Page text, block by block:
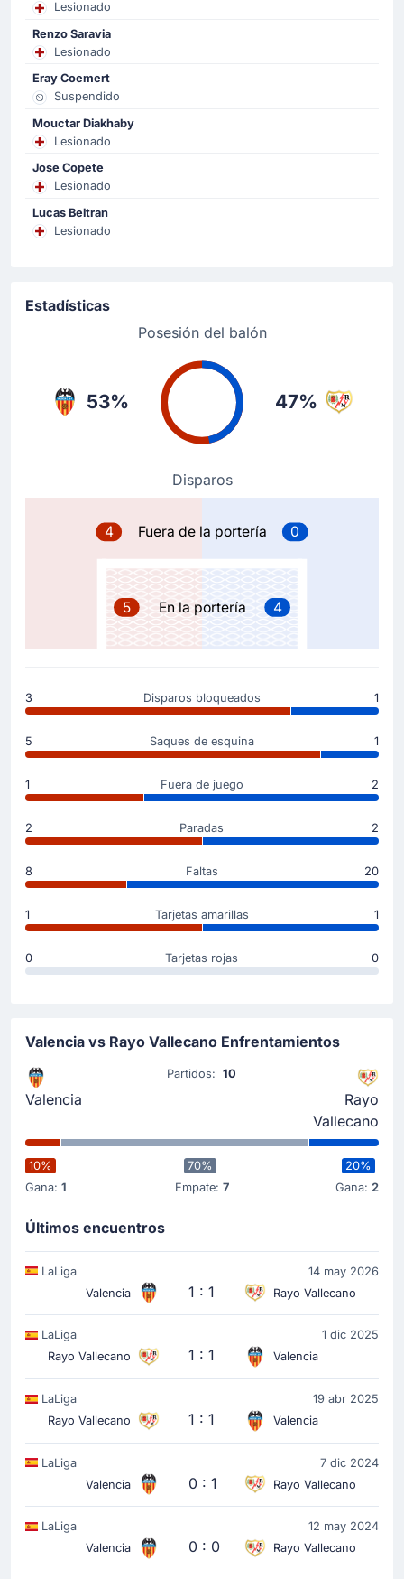
amonestación.
40' Objetivo !
Diego Lopez Noguerol
Javier Guerra Moreno
Diego Lopez iguala en el estadio Mestalla. El
marcador está ahora 1 - 1. Javier Guerra Moreno se
sacó una asistencia de la chistera en el 1 - 1.
Unai Núñez
Unai Núñez entra por Renzo Saravia para el Valencia CF
Objetivo !
Florian Lejeune(Goleador)
Florian Lejeune pone el marcador 0 - 1 en el estadio
Tarjeta amarilla
Renzo Saravia
Renzo Saravia del Valencia CF ha sido amonestado por
Comienza el partido
Lesionado
Renzo Saravia
Lesionado
Eray Coemert
Suspendido
Mouctar Diakhaby
Lesionado
Jose Copete
Lesionado
Lucas Beltran
Lesionado
Estadísticas
Posesión del balón
53% 47%
Disparos
4 Fuera de la portería 0
5 En la portería 4
3 Disparos bloqueados 1
5 Saques de esquina 1
1 Fuera de juego 2
2 Paradas 2
8 Faltas 20
1 Tarjetas amarillas 1
0 Tarjetas rojas 0
Valencia vs Rayo Vallecano Enfrentamientos
Valencia
Partidos:10
Rayo
Vallecano
10%
Gana: 1
70%
Empate: 7
20%
Gana: 2
Últimos encuentros
LaLiga
14 may 2026
Valencia
1 : 1 Rayo Vallecano
LaLiga
1 dic 2025
Rayo Vallecano
1 : 1 Valencia
LaLiga
19 abr 2025
Rayo Vallecano
1 : 1 Valencia
LaLiga
7 dic 2024
Valencia
0 : 1 Rayo Vallecano
LaLiga
12 may 2024
Valencia
0 : 0 Rayo Vallecano